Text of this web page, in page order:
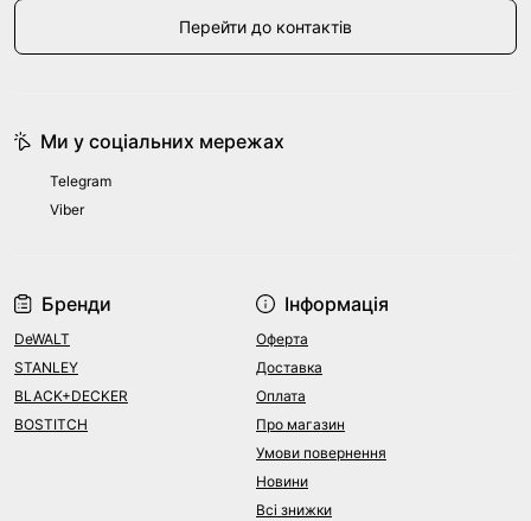
Перейти до контактів
Бренди
DeWALT
STANLEY
BLACK+DECKER
BOSTITCH
Інформація
Оферта
Доставка
Оплата
Про магазин
Умови повернення
Новини
Всі знижки
Ми у соціальних мережах
Telegram
Viber